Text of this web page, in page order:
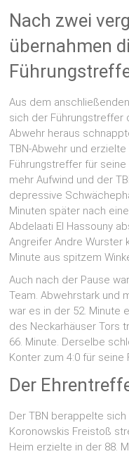
Nach zwei
übernahmen
Aus dem
sich der Führungstreffer
Abwehr heraus
TBN-Abwehr und
Führungstreffer für
mehr Aufwind und der
depressive
Minuten später nach
Abdelaati El Hassouny
Angreifer Andre Wurster
Minute aus spitzem
Auch nach der Pause
Team. Abwehrstark und
war es in der 52. Minute
des Neckarhäuser Tors
66. Minute. Derselbe
Konter zum 4:0 für seine
Der
Der TBN berappelte
Koronowskis Freistoß
Heim erzielte in der 88.